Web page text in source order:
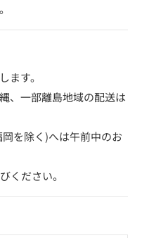
ます。
、一部離島地域の配送は
を除く)へは午前中のお
ください。